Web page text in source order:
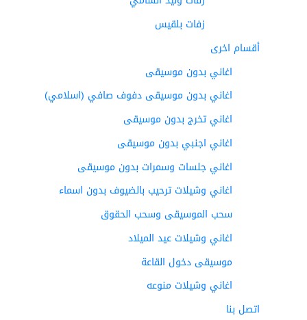
زفات بلقيس
أقسام اخرى
اغاني بدون موسيقى
اغاني بدون موسيقى دفوف صافي (اسلامي)
اغاني تخرج بدون موسيقى
اغاني اجنبي بدون موسيقى
اغاني جلسات وسمرات بدون موسيقى
اغاني وشيلات ترحيب بالضيوف بدون اسماء
سحب الموسيقى وسحب الحقوق
اغاني وشيلات عيد الميلاد
موسيقى دخول القاعة
اغاني وشيلات منوعه
اتصل بنا